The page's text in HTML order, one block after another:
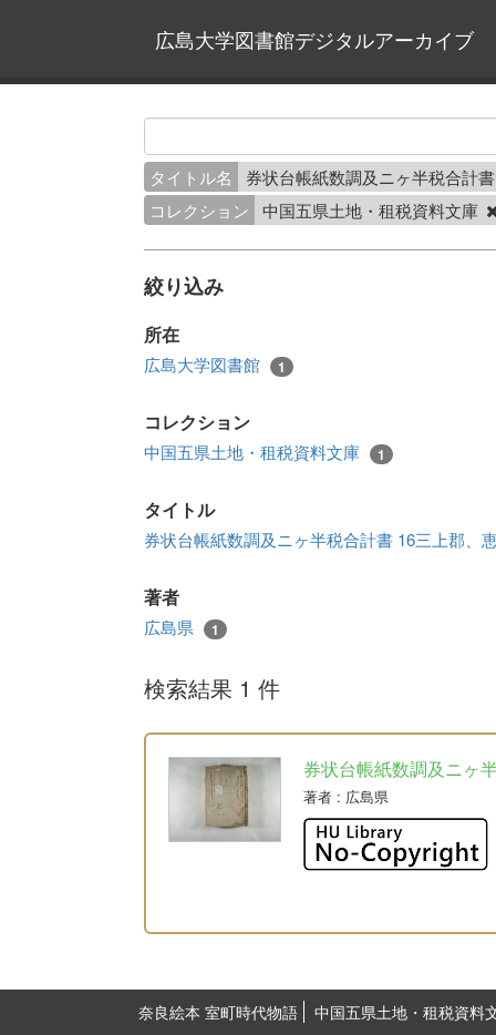
広島大学図書館デジタルアーカイブ
タイトル名
券状台帳紙数調及ニヶ半税合計
コレクション
中国五県土地・租税資料文庫
絞り込み
所在
広島大学図書館 1
コレクション
中国五県土地・租税資料文庫 1
タイトル
券状台帳紙数調及ニヶ半税合計書 16三上郡、
著者
広島県 1
検索結果 1 件
券状台帳紙数調及ニヶ
著者 : 広島県
奈良絵本 室町時代物語
中国五県土地・租税資料